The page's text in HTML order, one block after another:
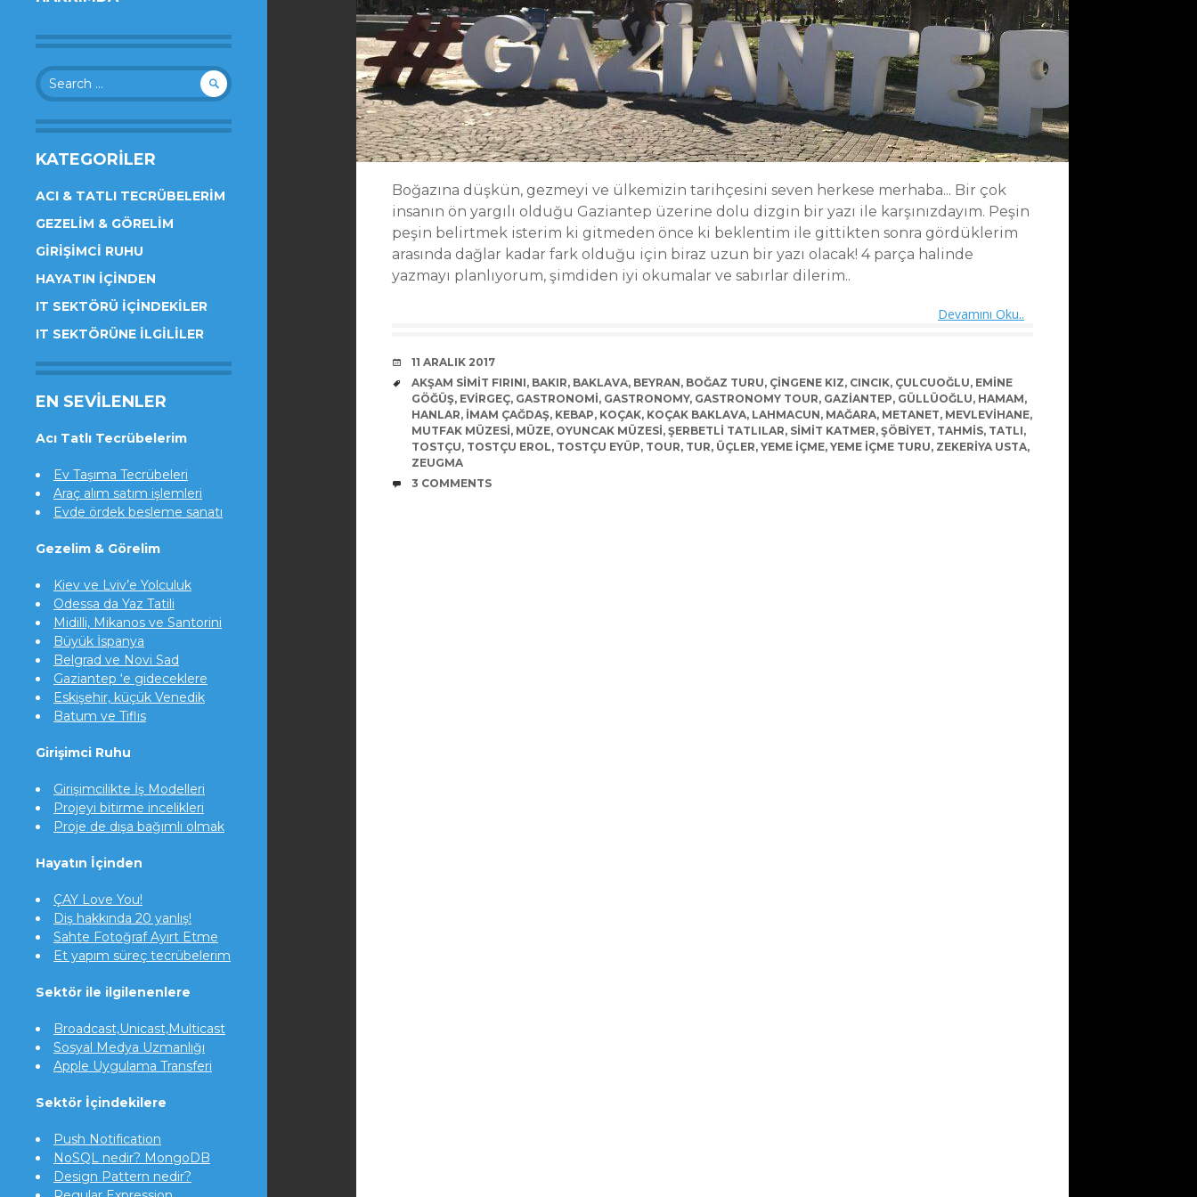
Search
for:
KATEGORILER
ACI & TATLI TECRÜBELERIM
GEZELIM & GÖRELIM
GIRIŞIMCI RUHU
HAYATIN İÇINDEN
IT SEKTÖRÜ İÇINDEKILER
IT SEKTÖRÜNE İLGILILER
EN SEVILENLER
Acı Tatlı Tecrübelerim
Ev Taşıma Tecrübeleri
Araç alım satım işlemleri
Evde ördek besleme sanatı
Gezelim & Görelim
Kiev ve Lviv’e Yolculuk
Odessa da Yaz Tatili
Midilli, Mikanos ve Santorini
Büyük İspanya
Belgrad ve Novi Sad
Gaziantep ‘e gideceklere
Eskişehir, küçük Venedik
Batum ve Tiflis
Girişimci Ruhu
Girişimcilikte İş Modelleri
Projeyi bitirme incelikleri
Proje de dışa bağımlı olmak
Hayatın İçinden
ÇAY Love You!
Diş hakkında 20 yanlış!
Sahte Fotoğraf Ayırt Etme
Et yapım süreç tecrübelerim
Sektör ile ilgilenenlere
Broadcast,Unicast,Multicast
Sosyal Medya Uzmanlığı
Apple Uygulama Transferi
Sektör İçindekilere
Push Notification
NoSQL nedir? MongoDB
Design Pattern nedir?
Boğazına düşkün, gezmeyi ve ülkemizin tarihçesini seven herkese merhaba... Bir çok
insanın ön yargılı olduğu Gaziantep üzerine dolu dizgin bir yazı ile karşınızdayım. Peşin
peşin belirtmek isterim ki gitmeden önce ki beklentim ile gittikten sonra gördüklerim
arasında dağlar kadar fark olduğu için biraz uzun bir yazı olacak! 4 parça halinde
yazmayı planlıyorum, şimdiden iyi okumalar ve sabırlar dilerim..
Devamını Oku..
DATE
11 ARALIK 2017
TAGS
AKŞAM SIMIT FIRINI, BAKIR, BAKLAVA, BEYRAN, BOĞAZ TURU, ÇINGENE KIZ, CINCIK, ÇULCUOĞLU, EMINE
GÖĞÜŞ, EVIRGEÇ, GASTRONOMI, GASTRONOMY, GASTRONOMY TOUR, GAZIANTEP, GÜLLÜOĞLU, HAMAM,
HANLAR, IMAM ÇAĞDAŞ, KEBAP, KOÇAK, KOÇAK BAKLAVA, LAHMACUN, MAĞARA, METANET, MEVLEVIHANE,
MUTFAK MÜZESI, MÜZE, OYUNCAK MÜZESI, ŞERBETLI TATLILAR, SIMIT KATMER, ŞÖBIYET, TAHMIS, TATLI,
TOSTÇU, TOSTÇU EROL, TOSTÇU EYÜP, TOUR, TUR, ÜÇLER, YEME IÇME, YEME IÇME TURU, ZEKERIYA USTA,
ZEUGMA
COMMENTS
3 COMMENTS